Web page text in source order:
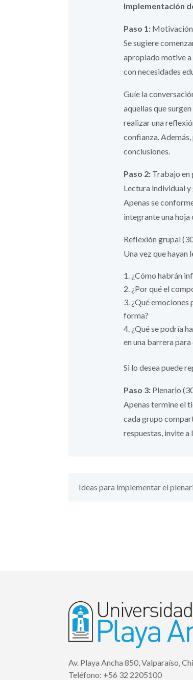
Implementación
Paso 1:Motivación
Se sugiere
apropiado motive a
con necesidades
Guíe la
aquellas que
realizar una
confianza.
conclusiones.
Paso 2:Trabajo en
Lectura individual y
Apenas se
integrante una hoja
Reflexión grupal
Una vez que hayan
¿Cómo habrán
¿Por qué el
¿Qué emociones
forma?
¿Qué se podría
en una barrera
Si lo desea puede
Paso 3:Plenario
Apenas termine el
cada grupo
respuestas, invite a
Ideas para implementar el
Av. Playa Ancha 850, Valparaíso,
Teléfono: +56 32 2205100